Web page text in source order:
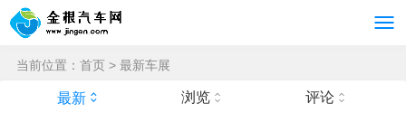
当前位置： 首页 > 最新车展
最新 浏览 评论